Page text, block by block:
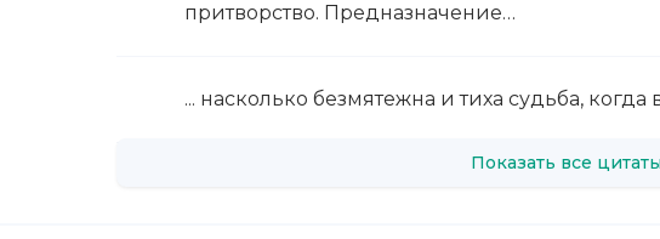
притворство. Предназначение…
... насколько безмятежна и тиха судьба, когда
Показать все цитаты